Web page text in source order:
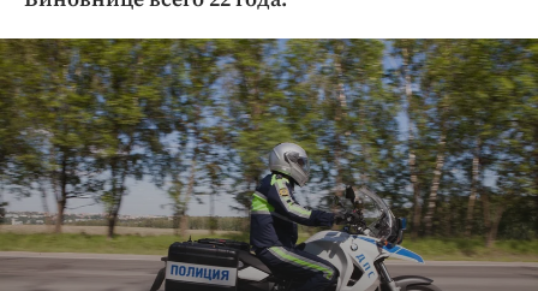
Криминал
Культура
Недвижимость и ЖКХ
Образование
Общество
Погода
Праздники
Происшествия